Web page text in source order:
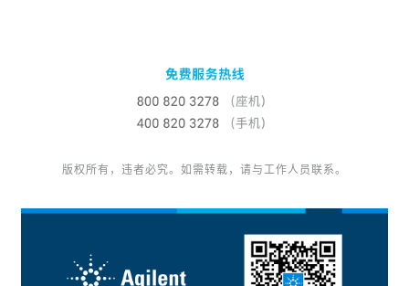
版权所有，违者必究。如需转载，请与工作人员联系。